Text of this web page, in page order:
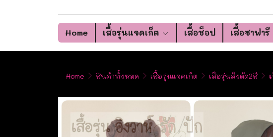
Home เสื้อรุ่นแจคเก็ต เสื้อช็อป เสื้อซาฟารี
Home สินค้าทั้งหมด เสื้อรุ่นแจคเก็ต เสื้อรุ่นสั่งตัด2สี